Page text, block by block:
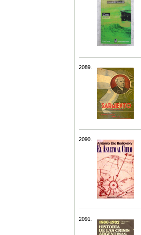
2089.
2090.
2091.